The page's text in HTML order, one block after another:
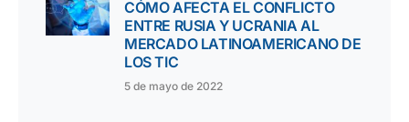
CÓMO AFECTA EL CONFLICTO
ENTRE RUSIA Y UCRANIA AL
MERCADO LATINOAMERICANO DE
LOS TIC
5 de mayo de 2022